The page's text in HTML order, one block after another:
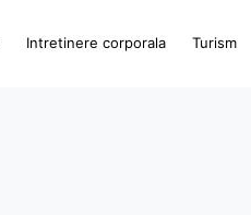
Intretinere corporala Turism